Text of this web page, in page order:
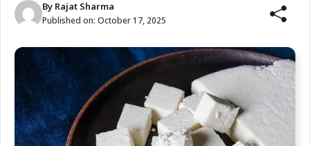
By Rajat Sharma
Published on: October 17, 2025